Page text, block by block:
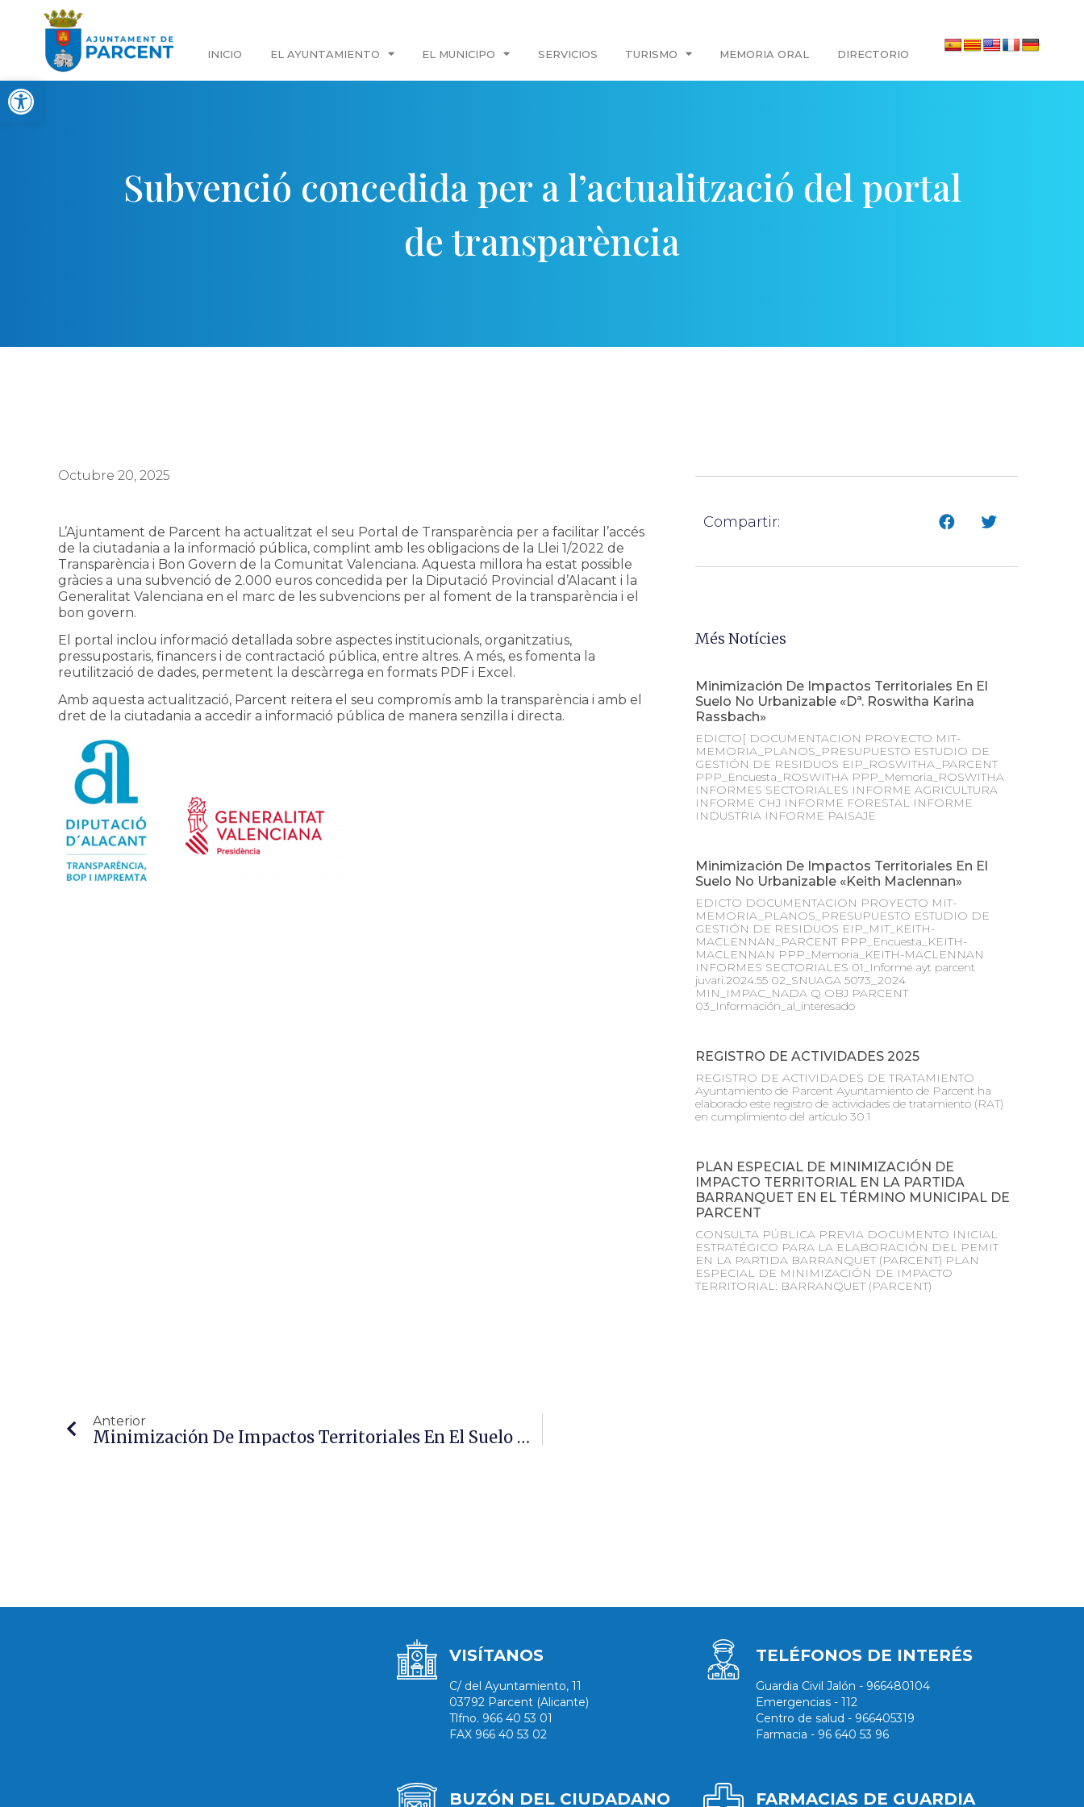
Abrir barra de herramientas
INICIO EL AYUNTAMIENTO EL MUNICIPO SERVICIOS TURISMO MEMORIA ORAL DIRECTORIO
Subvenció concedida per a l’actualització del portal
de transparència
Octubre 20, 2025
L’Ajuntament de Parcent ha actualitzat el seu Portal de Transparència per a facilitar l’accés
de la ciutadania a la informació pública, complint amb les obligacions de la Llei 1/2022 de
Transparència i Bon Govern de la Comunitat Valenciana. Aquesta millora ha estat possible
gràcies a una subvenció de 2.000 euros concedida per la Diputació Provincial d’Alacant i la
Generalitat Valenciana en el marc de les subvencions per al foment de la transparència i el
bon govern.
El portal inclou informació detallada sobre aspectes institucionals, organitzatius,
pressupostaris, financers i de contractació pública, entre altres. A més, es fomenta la
reutilització de dades, permetent la descàrrega en formats PDF i Excel.
Amb aquesta actualització, Parcent reitera el seu compromís amb la transparència i amb el
dret de la ciutadania a accedir a informació pública de manera senzilla i directa.
Compartir:
Més Notícies
Minimización De Impactos Territoriales En El
Suelo No Urbanizable «Dª. Roswitha Karina
Rassbach»
EDICTO[ DOCUMENTACION PROYECTO MIT-
MEMORIA_PLANOS_PRESUPUESTO ESTUDIO DE
GESTIÓN DE RESIDUOS EIP_ROSWITHA_PARCENT
PPP_Encuesta_ROSWITHA PPP_Memoria_ROSWITHA
INFORMES SECTORIALES INFORME AGRICULTURA
INFORME CHJ INFORME FORESTAL INFORME
INDUSTRIA INFORME PAISAJE
Minimización De Impactos Territoriales En El
Suelo No Urbanizable «Keith Maclennan»
EDICTO DOCUMENTACION PROYECTO MIT-
MEMORIA_PLANOS_PRESUPUESTO ESTUDIO DE
GESTIÓN DE RESIDUOS EIP_MIT_KEITH-
MACLENNAN_PARCENT PPP_Encuesta_KEITH-
MACLENNAN PPP_Memoria_KEITH-MACLENNAN
INFORMES SECTORIALES 01_Informe ayt parcent
juvari.2024.55 02_SNUAGA 5073_2024
MIN_IMPAC_NADA Q OBJ PARCENT
03_Información_al_interesado
REGISTRO DE ACTIVIDADES 2025
REGISTRO DE ACTIVIDADES DE TRATAMIENTO
Ayuntamiento de Parcent Ayuntamiento de Parcent ha
elaborado este registro de actividades de tratamiento (RAT)
en cumplimiento del artículo 30.1
PLAN ESPECIAL DE MINIMIZACIÓN DE
IMPACTO TERRITORIAL EN LA PARTIDA
BARRANQUET EN EL TÉRMINO MUNICIPAL DE
PARCENT
CONSULTA PÚBLICA PREVIA DOCUMENTO INICIAL
ESTRATÉGICO PARA LA ELABORACIÓN DEL PEMIT
EN LA PARTIDA BARRANQUET (PARCENT) PLAN
ESPECIAL DE MINIMIZACIÓN DE IMPACTO
TERRITORIAL: BARRANQUET (PARCENT)
Anterior
Minimización De Impactos Territoriales En El Suelo No Urbanizable «Dª. Roswitha Karina Rassbach»
VISÍTANOS
C/ del Ayuntamiento, 11
03792 Parcent (Alicante)
Tlfno. 966 40 53 01
FAX 966 40 53 02
BUZÓN DEL CIUDADANO
TELÉFONOS DE INTERÉS
Guardia Civil Jalón - 966480104
Emergencias - 112
Centro de salud - 966405319
Farmacia - 96 640 53 96
FARMACIAS DE GUARDIA